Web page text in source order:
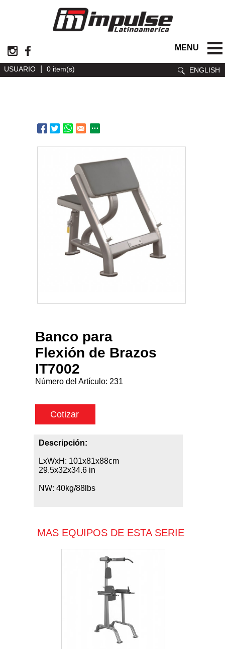
MENU
ENGLISH
USUARIO 0 item(s)
Banco para
Flexión de Brazos
IT7002
Número del Artículo: 231
Cotizar
Descripción:
LxWxH: 101x81x88cm
29.5x32x34.6 in
NW: 40kg/88lbs
MAS EQUIPOS DE ESTA SERIE